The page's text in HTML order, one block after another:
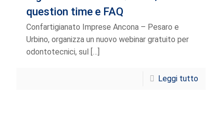
question time e FAQ
Confartigianato Imprese Ancona – Pesaro e
Urbino, organizza un nuovo webinar gratuito per
odontotecnici, sul
[…]
Leggi tutto